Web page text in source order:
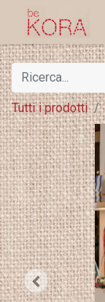
Tutti i prodotti